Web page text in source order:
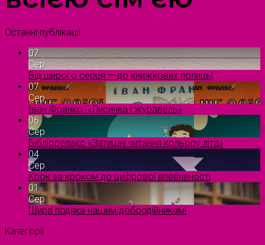
Останні публікації
07
Сер
Від щирого серця — до книжкових полиць!
07
Сер
Іван Франко. «Лисичка і журавель»
06
Сер
Бібліорелакс «Затишні читання кольору літа»
04
Сер
Крок за кроком до цифрової впевненості
01
Сер
Щира подяка нашим добродійникам!
Категорії